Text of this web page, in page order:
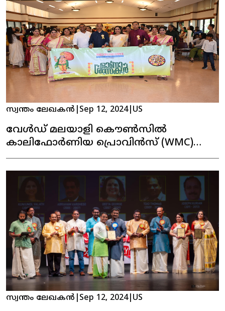
സ്വന്തം ലേഖകൻ Sep 12, 2024| US
വേൾഡ് മലയാളി കൌൺസിൽ
കാലിഫോർണിയ പ്രൊവിൻസ് (WMC)
കന്നി ഓണാഘോഷം
സ്വന്തം ലേഖകൻ Sep 12, 2024| US